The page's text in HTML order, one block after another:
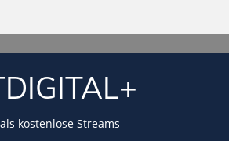
kostenlose Streams